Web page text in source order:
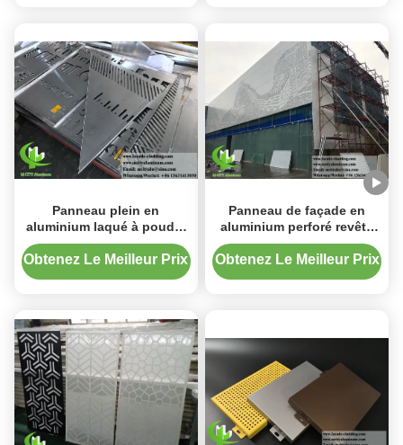
Panneau plein en
aluminium laqué à poudre
en alliage d'aluminium
3003 pour bardage de
façade avec couleurs RAL
Obtenez Le Meilleur Prix
Panneau de façade en
aluminium perforé revêtu
de poudre de 3 mm avec
des couleurs RAL
Obtenez Le Meilleur Prix